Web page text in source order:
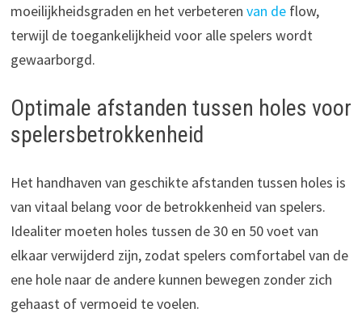
moeilijkheidsgraden en het verbeteren van deflow,
terwijl de toegankelijkheid voor alle spelers wordt
gewaarborgd.
Optimale afstanden tussen holes voor
spelersbetrokkenheid
Het handhaven van geschikte afstanden tussen holes is
van vitaal belang voor de betrokkenheid van spelers.
Idealiter moeten holes tussen de 30 en 50 voet van
elkaar verwijderd zijn, zodat spelers comfortabel van de
ene hole naar de andere kunnen bewegen zonder zich
gehaast of vermoeid te voelen.